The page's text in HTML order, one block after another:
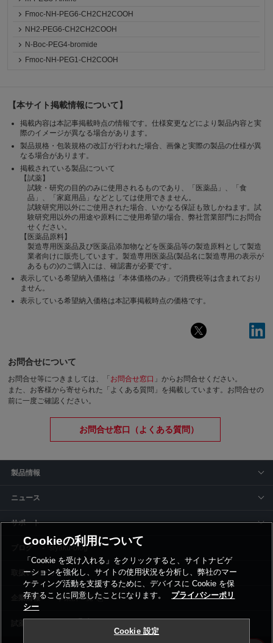
Fmoc-NH-PEG6-CH2CH2COOH
NH2-PEG6-CH2CH2COOH
N-Boc-PEG4-bromide
Fmoc-NH-PEG1-CH2COOH
【本サイト掲載情報について】
掲載内容は本記事掲載時点の情報です。仕様変更などにより製品内容と実
際のイメージが異なる場合があります。
製品規格・包装規格の改訂が行われた場合、画像と実際の製品の仕様が異
なる場合があります。
掲載されている製品について
【試薬】
試験・研究の目的のみに使用されるものであり、「医薬品」、「食
品」、「家庭用品」などとしては使用できません。
試験研究用以外にご使用された場合、いかなる保証も致しかねます。試
験研究用以外の用途や原料にご使用希望の場合、弊社営業部門にお問合
せください。
【医薬品原料】
製造専用医薬品及び医薬品添加物などを医薬品等の製造原料として製造
業者向けに販売しています。製造専用医薬品(製品名に製造専用の表示が
あるもの)のご購入には、確認書が必要です。
表示している希望納入価格は「本体価格のみ」で消費税等は含まれており
ません。
表示している希望納入価格は本記事掲載時点の価格です。
お問合せについて
お問合せ等につきましては、「 お問合せ窓口 」からお問合せください。
また、お客様から寄せられた「よくある質問」を掲載しています。お問合せの
前に一度ご確認ください。
お問合せ窓口（よくある質問）
製品情報
ニュース
サポート
siyaku-blog
取扱いメーカー
事業所一覧
Cookieの利用について
「Cookie を受け入れる」をクリックすると、サイトナビゲ
ーションを強化し、サイトの使用状況を分析し、弊社のマー
ケティング活動を支援するために、デバイスに Cookie を保
存することに同意したことになります。
プライバシーポリ
シー
Cookie 設定